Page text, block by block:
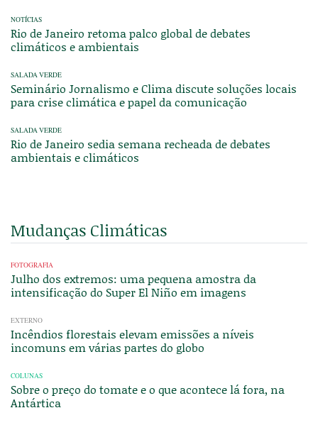
NOTÍCIAS
Rio de Janeiro retoma palco global de debates
climáticos e ambientais
SALADA VERDE
Seminário Jornalismo e Clima discute soluções locais
para crise climática e papel da comunicação
SALADA VERDE
Rio de Janeiro sedia semana recheada de debates
ambientais e climáticos
Mudanças Climáticas
FOTOGRAFIA
Julho dos extremos: uma pequena amostra da
intensificação do Super El Niño em imagens
EXTERNO
Incêndios florestais elevam emissões a níveis
incomuns em várias partes do globo
COLUNAS
Sobre o preço do tomate e o que acontece lá fora, na
Antártica